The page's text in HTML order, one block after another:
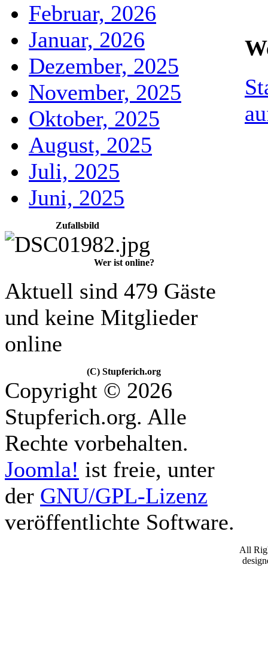
Februar, 2026
Januar, 2026
Dezember, 2025
November, 2025
Oktober, 2025
August, 2025
Juli, 2025
Juni, 2025
Zufallsbild
Wer ist online?
Aktuell sind 479 Gäste
und keine Mitglieder
online
(C) Stupferich.org
Copyright © 2026
Stupferich.org. Alle
Rechte vorbehalten.
Joomla! ist freie, unter
der GNU/GPL-Lizenz
veröffentlichte Software.
All